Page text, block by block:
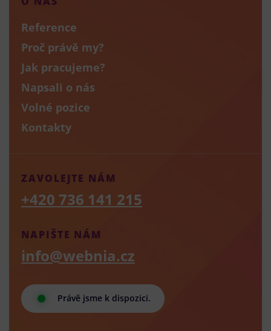
Reference
Proč právě my?
Jak pracujeme?
Napsali o nás
Volné pozice
Kontakty
Právě jsme k dispozici.
NAPIŠTE NÁM
info@webnia.cz
ZAVOLEJTE NÁM
+420 736 141 215